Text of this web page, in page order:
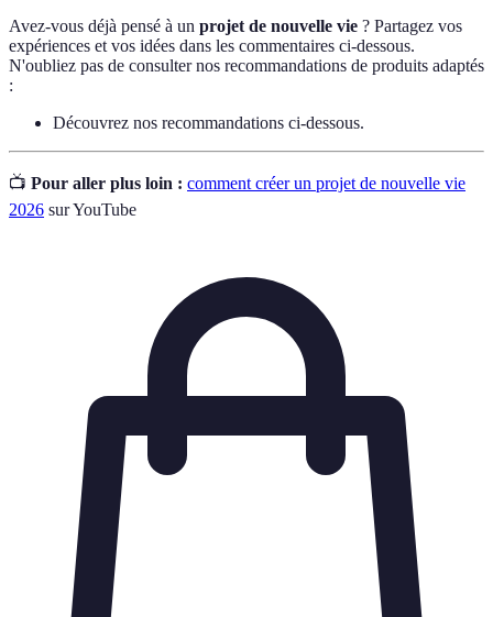
Avez-vous déjà pensé à un projet de nouvelle vie ? Partagez vos
expériences et vos idées dans les commentaires ci-dessous.
N'oubliez pas de consulter nos recommandations de produits adaptés
:
Découvrez nos recommandations ci-dessous.
📺 Pour aller plus loin : comment créer un projet de nouvelle vie
2026 sur YouTube